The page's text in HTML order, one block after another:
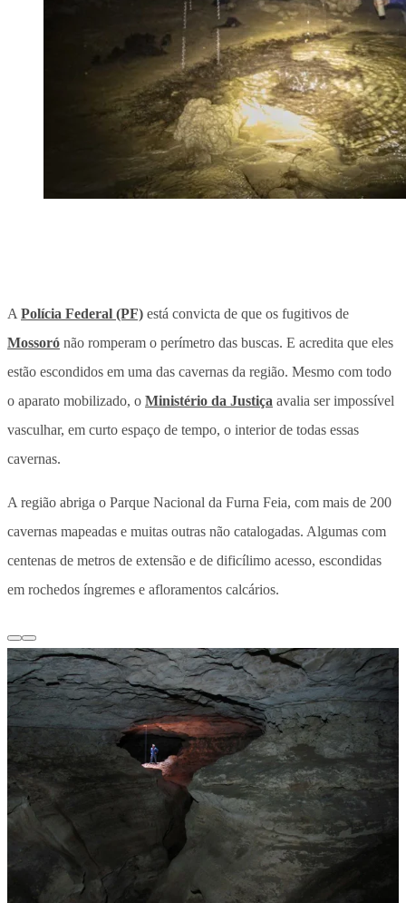
A Polícia Federal (PF) está convicta de que os fugitivos de
Mossoró não romperam o perímetro das buscas. E acredita que eles
estão escondidos em uma das cavernas da região. Mesmo com todo
o aparato mobilizado, o Ministério da Justiça avalia ser impossível
vasculhar, em curto espaço de tempo, o interior de todas essas
cavernas.
A região abriga o Parque Nacional da Furna Feia, com mais de 200
cavernas mapeadas e muitas outras não catalogadas. Algumas com
centenas de metros de extensão e de dificílimo acesso, escondidas
em rochedos íngremes e afloramentos calcários.